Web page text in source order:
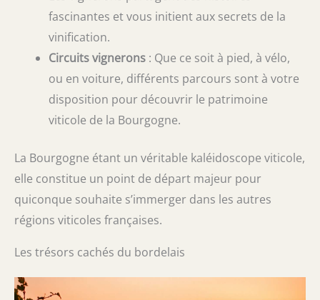
fascinantes et vous initient aux secrets de la
vinification.
Circuits vignerons : Que ce soit à pied, à vélo,
ou en voiture, différents parcours sont à votre
disposition pour découvrir le patrimoine
viticole de la Bourgogne.
La Bourgogne étant un véritable kaléidoscope viticole,
elle constitue un point de départ majeur pour
quiconque souhaite s’immerger dans les autres
régions viticoles françaises.
Les trésors cachés du bordelais